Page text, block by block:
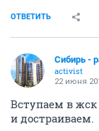
ОТВЕТИТЬ
Сибирь -
activist
22 июня
Вступаем в
и достраиваем.